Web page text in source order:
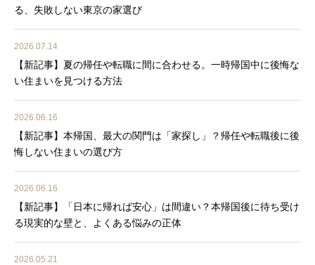
る、失敗しない東京の家選び
2026.07.14
【新記事】夏の帰任や転職に間に合わせる。一時帰国中に後悔な
い住まいを見つける方法
2026.06.16
【新記事】本帰国、最大の関門は「家探し」？帰任や転職後に後
悔しない住まいの選び方
2026.06.16
【新記事】「日本に帰れば安心」は間違い？本帰国後に待ち受け
る現実的な壁と、よくある悩みの正体
2026.05.21